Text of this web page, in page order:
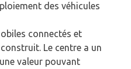
des véhicules
connectés et
Le centre a un
valeur pouvant